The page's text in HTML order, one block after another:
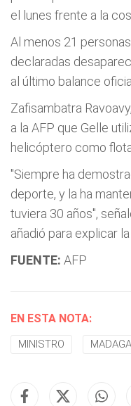
el lunes frente a la
Al menos 21
declaradas
al último balance
Zafisambatra
a la AFP que Gelle
helicóptero como
"Siempre ha
deporte, y la ha
tuviera 30 años",
añadió para explicar la
FUENTE: AFP
EN ESTA NOTA:
MINISTRO